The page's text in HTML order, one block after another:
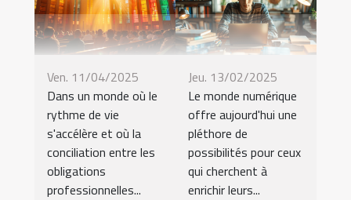
Ven. 11/04/2025
Dans un monde où le
rythme de vie
s'accélère et où la
conciliation entre les
obligations
professionnelles...
Jeu. 13/02/2025
Le monde numérique
offre aujourd'hui une
pléthore de
possibilités pour ceux
qui cherchent à
enrichir leurs...